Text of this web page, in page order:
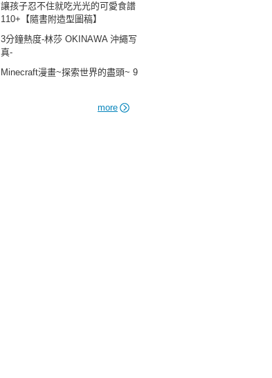
讓孩子忍不住就吃光光的可愛食譜
110+【隨書附造型圖稿】
3分鐘熱度-林莎 OKINAWA 沖繩写
真-
Minecraft漫畫~探索世界的盡頭~ 9
more